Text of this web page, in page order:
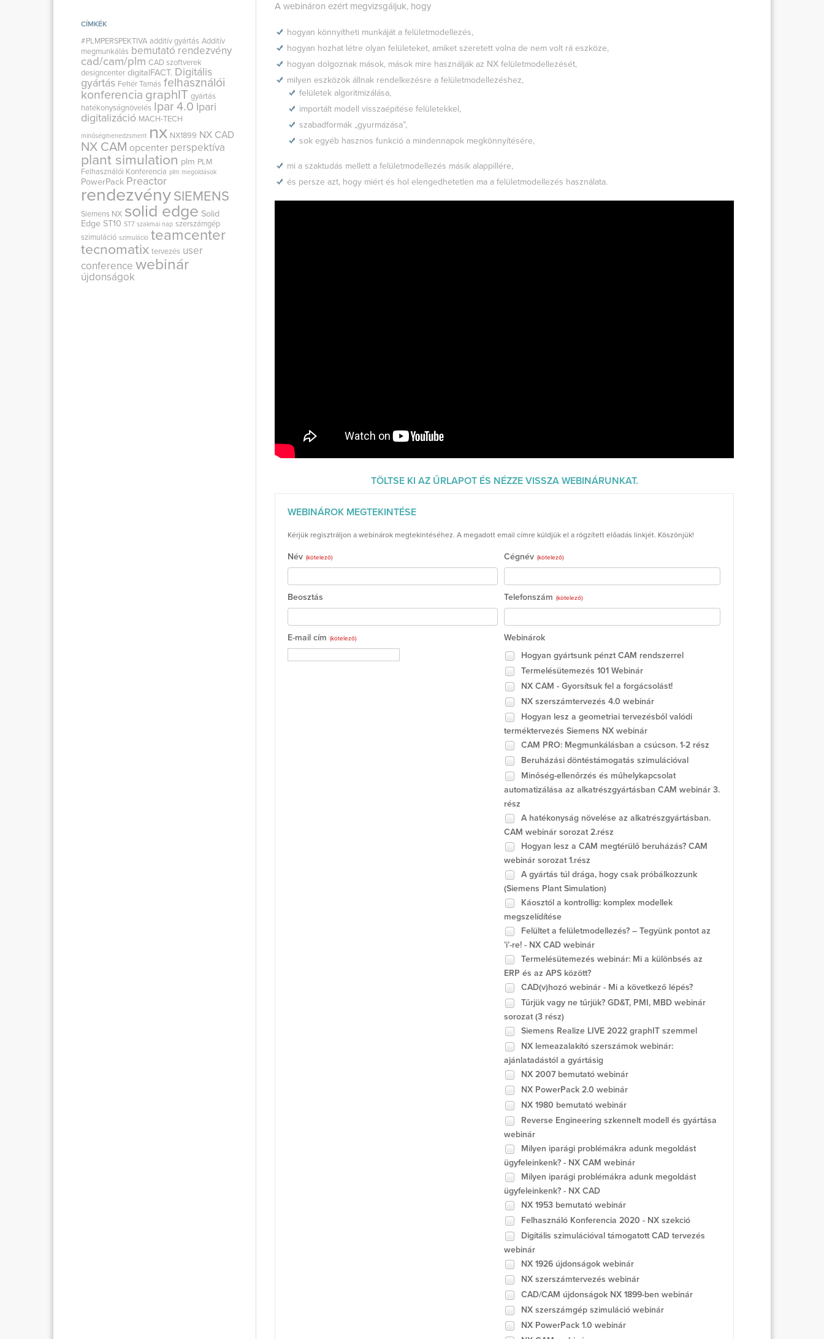
CÍMKÉK
#PLMPERSPEKTIVA additív gyártás Additív
megmunkálás bemutató rendezvény
cad/cam/plm CAD szoftverek
designcenter digitalFACT. Digitális
gyártás Fehér Tamás felhasználói
konferencia graphIT gyártás
hatékonyságnövelés Ipar 4.0 Ipari
digitalizáció MACH-TECH
minőségmenedzsment nx NX1899 NX CAD
NX CAM opcenter perspektíva
plant simulation plm PLM
Felhasználói Konferencia plm megoldások
PowerPack Preactor
rendezvénySIEMENS
Siemens NX solid edge Solid
Edge ST10 ST7 szakmai nap szerszámgép
szimuláció szimuláció teamcenter
tecnomatix tervezés user
conference webinár
újdonságok
A webináron ezért megvizsgáljuk, hogy
hogyan könnyítheti munkáját a felületmodellezés,
hogyan hozhat létre olyan felületeket, amiket szeretett volna de nem volt rá eszköze,
hogyan dolgoznak mások, mások mire használják az NX felületmodellezését,
milyen eszközök állnak rendelkezésre a felületmodellezéshez,
felületek algoritmizálása,
importált modell visszaépítése felületekkel,
szabadformák „gyurmázása”,
sok egyéb hasznos funkció a mindennapok megkönnyítésére,
mi a szaktudás mellett a felületmodellezés másik alappillére,
és persze azt, hogy miért és hol elengedhetetlen ma a felületmodellezés használata.
TÖLTSE KI AZ ŰRLAPOT ÉS NÉZZE VISSZA WEBINÁRUNKAT.
WEBINÁROK MEGTEKINTÉSE
Kérjük regisztráljon a webinárok megtekintéséhez. A megadott email címre küldjük el a rögzített előadás linkjét. Köszönjük!
Név (kötelező) Cégnév (kötelező)
Beosztás Telefonszám (kötelező)
E-mail cím (kötelező)
Webinárok
Hogyan gyártsunk pénzt CAM rendszerrel
Termelésütemezés 101 Webinár
NX CAM - Gyorsítsuk fel a forgácsolást!
NX szerszámtervezés 4.0 webinár
Hogyan lesz a geometriai tervezésből valódi
terméktervezés Siemens NX webinár
CAM PRO: Megmunkálásban a csúcson. 1-2 rész
Beruházási döntéstámogatás szimulációval
Minőség-ellenőrzés és műhelykapcsolat
automatizálása az alkatrészgyártásban CAM webinár 3.
rész
A hatékonyság növelése az alkatrészgyártásban.
CAM webinár sorozat 2.rész
Hogyan lesz a CAM megtérülő beruházás? CAM
webinár sorozat 1.rész
A gyártás túl drága, hogy csak próbálkozzunk
(Siemens Plant Simulation)
Káosztól a kontrollig: komplex modellek
megszelídítése
Felültet a felületmodellezés? – Tegyünk pontot az
’i’-re! - NX CAD webinár
Termelésütemezés webinár: Mi a különbsés az
ERP és az APS között?
CAD(v)hozó webinár - Mi a következő lépés?
Tűrjük vagy ne tűrjük? GD&T, PMI, MBD webinár
sorozat (3 rész)
Siemens Realize LIVE 2022 graphIT szemmel
NX lemeazalakító szerszámok webinár:
ajánlatadástól a gyártásig
NX 2007 bemutató webinár
NX PowerPack 2.0 webinár
NX 1980 bemutató webinár
Reverse Engineering szkennelt modell és gyártása
webinár
Milyen iparági problémákra adunk megoldást
ügyfeleinkenk? - NX CAM webinár
Milyen iparági problémákra adunk megoldást
ügyfeleinkenk? - NX CAD
NX 1953 bemutató webinár
Felhasználó Konferencia 2020 - NX szekció
Digitális szimulációval támogatott CAD tervezés
webinár
NX 1926 újdonságok webinár
NX szerszámtervezés webinár
CAD/CAM újdonságok NX 1899-ben webinár
NX szerszámgép szimuláció webinár
NX PowerPack 1.0 webinár